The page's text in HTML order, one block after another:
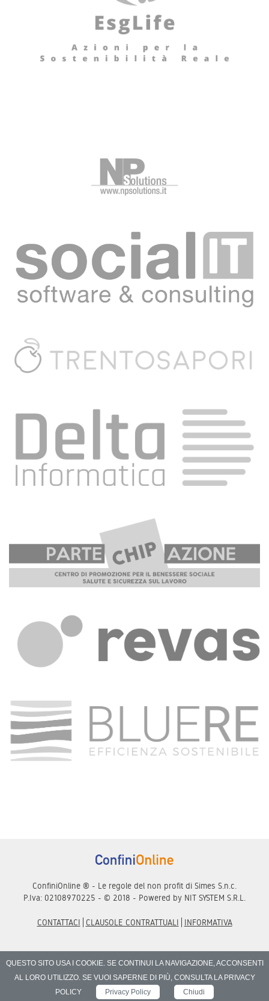
ConfiniOnline ® - Le regole del non profit di Simes S.n.c.
P.Iva: 02108970225 - © 2018 - Powered by NIT SYSTEM S.R.L.
CONTATTACI CLAUSOLE CONTRATTUALI INFORMATIVA
QUESTO SITO USA I COOKIE. SE CONTINUI LA NAVIGAZIONE, ACCONSENTI
AL LORO UTILIZZO. SE VUOI SAPERNE DI PIÙ, CONSULTA LA PRIVACY
POLICY
Privacy Policy Chiudi